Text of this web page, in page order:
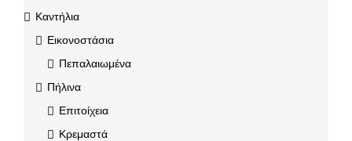
Καντήλια
Εικονοστάσια
Πεπαλαιωμένα
Πήλινα
Επιτοίχεια
Κρεμαστά